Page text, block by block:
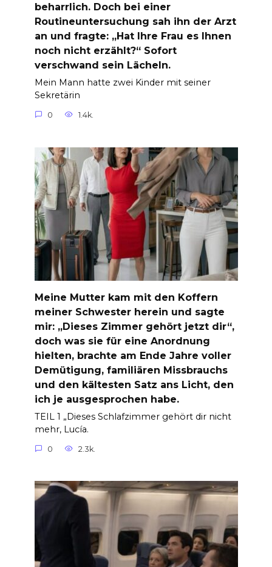
beharrlich. Doch bei einer
Routineuntersuchung sah ihn der Arzt
an und fragte: „Hat Ihre Frau es Ihnen
noch nicht erzählt?“ Sofort
verschwand sein Lächeln.
Mein Mann hatte zwei Kinder mit seiner
Sekretärin
0 1.4k.
Meine Mutter kam mit den Koffern
meiner Schwester herein und sagte
mir: „Dieses Zimmer gehört jetzt dir“,
doch was sie für eine Anordnung
hielten, brachte am Ende Jahre voller
Demütigung, familiären Missbrauchs
und den kältesten Satz ans Licht, den
ich je ausgesprochen habe.
TEIL 1 „Dieses Schlafzimmer gehört dir nicht
mehr, Lucía.
0 2.3k.